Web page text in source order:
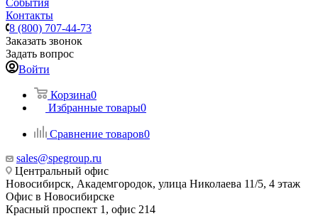
События
Контакты
8 (800) 707-44-73
Заказать звонок
Задать вопрос
Войти
Корзина0
Избранные товары0
Сравнение товаров0
sales@spegroup.ru
Центральный офис
Новосибирск, Академгородок, улица Николаева 11/5, 4 этаж
Офис в Новосибирске
Красный проспект 1, офис 214